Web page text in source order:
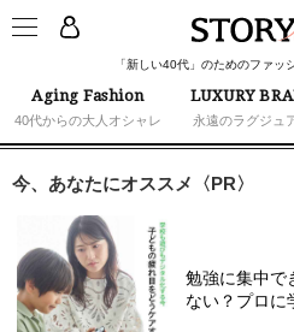
「新しい40代」のためのファッ
Aging Fashion
40代からの大人オシャレ
LUXURY
永遠のラグジュ
今、あなたにオススメ〈PR〉
勉強に集中で
ない？プロに